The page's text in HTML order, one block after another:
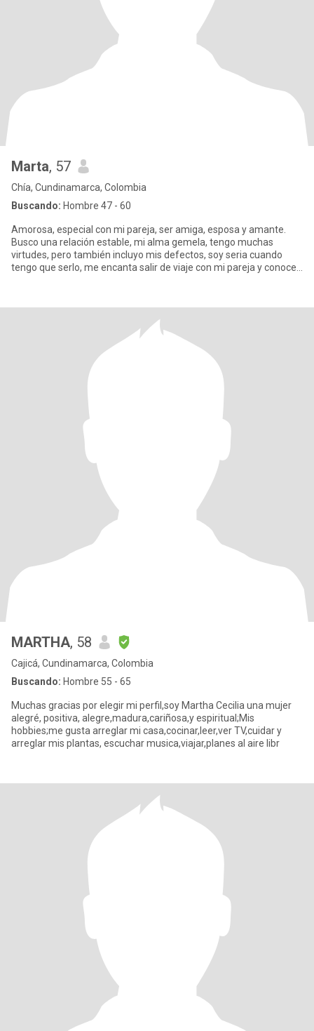
Marta, 57
Chía, Cundinamarca, Colombia
Buscando: Hombre 47 - 60
Amorosa, especial con mi pareja, ser amiga, esposa y amante.
Busco una relación estable, mi alma gemela, tengo muchas
virtudes, pero también incluyo mis defectos, soy seria cuando
tengo que serlo, me encanta salir de viaje con mi pareja y conocer
MARTHA, 58
Cajicá, Cundinamarca, Colombia
Buscando: Hombre 55 - 65
Muchas gracias por elegir mi perfil,soy Martha Cecilia una mujer
alegré, positiva, alegre,madura,cariñosa,y espiritual;Mis
hobbies;me gusta arreglar mi casa,cocinar,leer,ver TV,cuidar y
arreglar mis plantas, escuchar musica,viajar,planes al aire libr